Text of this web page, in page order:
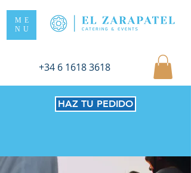
ME
NU
+34 6 1618 3618
HAZ TU PEDIDO